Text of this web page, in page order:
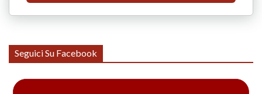
Seguici Su Facebook